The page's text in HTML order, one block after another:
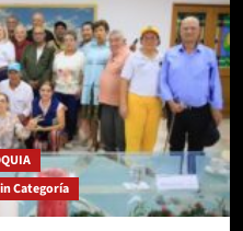
Categoría